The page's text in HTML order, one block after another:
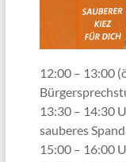
12:00 – 13:00
13:30 – 14:30
sauberes
15:00 – 16:00